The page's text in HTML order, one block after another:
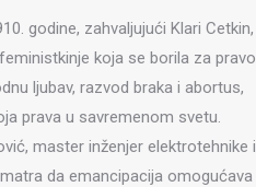
godine, zahvaljujući Klari Cetkin,
koja se borila za pravo
ljubav, razvod braka i abortus,
prava u savremenom svetu.
master inženjer elektrotehnike i
da emancipacija omogućava